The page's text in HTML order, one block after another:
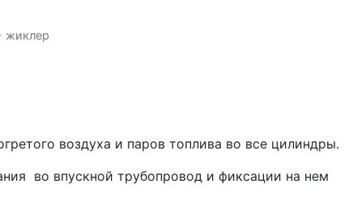
жиклер
воздуха и паров топлива во все цилиндры.
во впускной трубопровод и фиксации на нем